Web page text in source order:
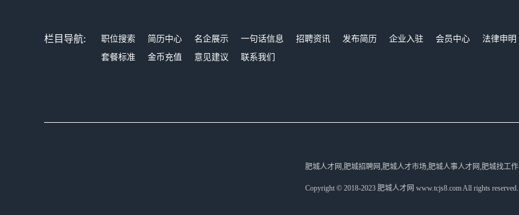
栏目导航: 职位搜索 简历中心 名企展示 一句话信息 招聘资讯 发布简历 企业入驻 会员中心
法律申明
套餐标准
金币充值 意见建议 联系我们
肥城人才网,肥城招聘网,肥城人才市场,肥城人事人才网,肥城找工作
Copyright © 2018-2023 肥城人才网 www.tcjs8.com All rights reserved.